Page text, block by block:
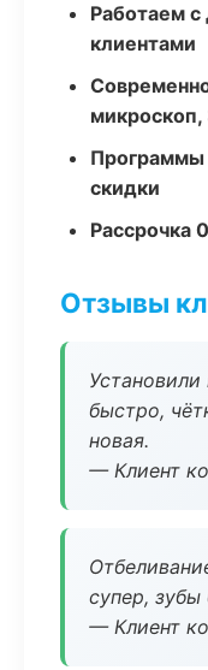
Работаем
клиентами
Программы
скидки
Рассрочка
Отзывы
быстро,
новая.
— Клиент
супер,
— Клиент